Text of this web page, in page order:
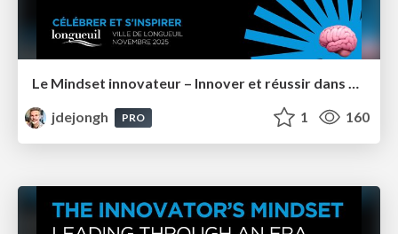
Le Mindset innovateur – Innover et réussir dans un monde en perpétuel changement – Longueuil
jdejongh
PRO 1 160